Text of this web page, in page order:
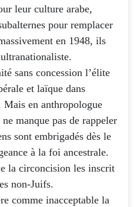
leur culture arabe,
pour remplacer
en 1948, ils
sans concession l’élite
et laïque dans
Mais en anthropologue
manque pas de rappeler
sont embrigadés dès le
à la foi ancestrale.
la circoncision les inscrit
non-Juifs.
comme inacceptable la